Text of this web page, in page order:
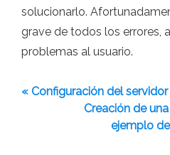
solucionarlo.
grave de todos los errores,
problemas al usuario.
« Configuración del
Creación de
ejemplo